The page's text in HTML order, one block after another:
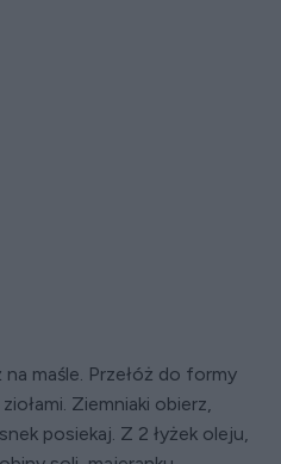
maśle. Przełóż do formy
Ziemniaki obierz,
posiekaj. Z 2 łyżek oleju,